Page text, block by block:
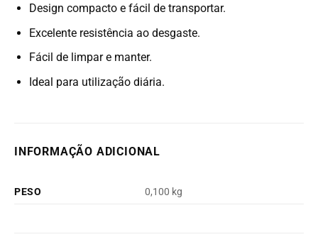
Design compacto e fácil de transportar.
Excelente resistência ao desgaste.
Fácil de limpar e manter.
Ideal para utilização diária.
INFORMAÇÃO ADICIONAL
PESO 0,100 kg